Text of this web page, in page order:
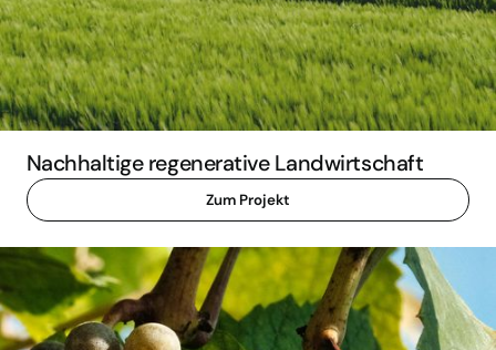
Nachhaltige regenerative Landwirtschaft
Zum Projekt